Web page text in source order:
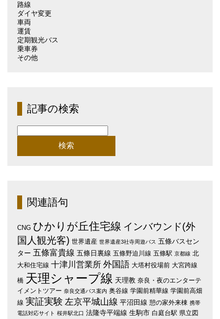
路線
ダイヤ変更
車両
運賃
定期観光バス
乗車券
その他
記事の検索
索:
関連語句
CNG ひかりが丘住宅線 インバウンド(外
国人観光客) 世界遺産 世界遺産3社寺周遊バス 五條バスセン
ター 五條富貴線 五條日裏線 五條野迫川線 五條駅 京都線 北
大和住宅線 十津川営業所 外国語 大塔村役場前 大宮跨線
橋 天理シャープ線 天理教 奈良・夜のエンターテ
イメントツアー 奈良交通バス案内 奥谷線 学園前精華線 学園前高畑
線 実証実験 左京平城山線 平沼田線 憩の家外来棟 携帯
電話対応サイト 桜井駅北口 法隆寺平端線 生駒市 白庭台駅 県立図